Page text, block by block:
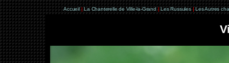
Accueil | La Chanterelle de Ville-la-Grand | Les Russules | Les Autres